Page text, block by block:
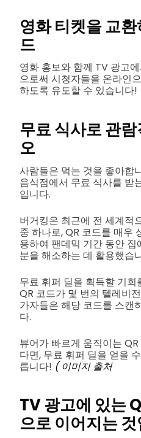
영화 티켓을 교
드
영화 홍보와 함께 TV 광고
으로써 시청자들을 온라인
하도록 유도할 수 있습니다!
무료 식사로 관
오
사람들은 먹는 것을 좋아합
음식점에서 무료 식사를 받
입니다.
버거킹은 최근에 전 세계적
중 하나로, QR 코드를 매우
용하여 팬데믹 기간 동안
분을 해소하는 데 활용했습
무료 휘퍼 딜을 획득할 기
QR 코드가 몇 번의 텔레비
가자들은 해당 코드를 스캔
다.
뷰어가 빠르게 움직이는
다면, 무료 휘퍼 딜을 얻을
릅니다! (이미지 출처
TV 광고에 있는
으로 이어지는